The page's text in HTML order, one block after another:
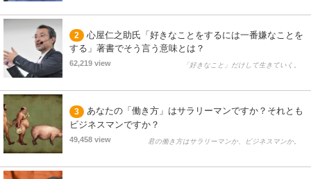
2
心屋仁之助氏「好きなことをするには一番嫌なことを
する」著書でそう言う意味とは？
62,219 view 「好きなこと」だけして生きていく。
3
あなたの「働き方」はサラリーマンですか？それとも
ビジネスマンですか？
49,458 view 君の働き方はサラリーマンか、ビジネスマンか。